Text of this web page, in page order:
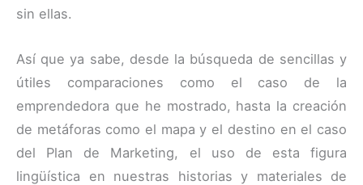
sin ellas.
Así que ya sabe, desde la búsqueda de sencillas y
útiles comparaciones como el caso de la
emprendedora que he mostrado, hasta la creación
de metáforas como el mapa y el destino en el caso
del Plan de Marketing, el uso de esta figura
lingüística en nuestras historias y materiales de